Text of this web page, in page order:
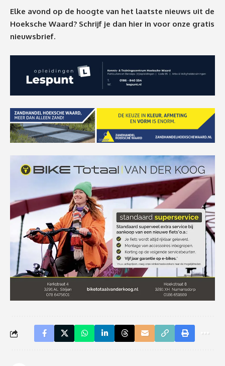
Elke avond op de hoogte van het laatste nieuws uit de
Hoeksche Waard? Schrijf je dan hier in voor onze gratis
nieuwsbrief.